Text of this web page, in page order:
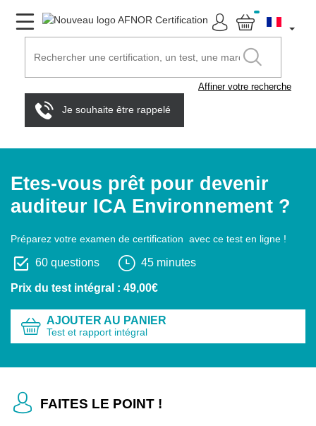
Affiner votre recherche
Je souhaite être rappelé
Etes-vous prêt pour devenir
auditeur ICA Environnement ?
Préparez votre examen de certification avec ce test en ligne !
60 questions 45 minutes
Prix du test intégral : 49,00€
AJOUTER AU PANIER
Test et rapport intégral
FAITES LE POINT !